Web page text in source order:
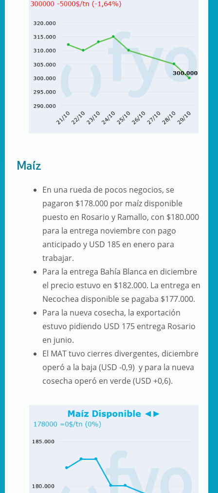
Maíz
En una rueda de pocos negocios, se
pagaron $178.000 por maíz disponible
puesto en Rosario y Ramallo, con $180.000
para la entrega noviembre con pago
anticipado y USD 185 en enero para
trabajar.
Para la entrega Bahía Blanca en diciembre
el precio estuvo en $182.000. La entrega en
Necochea disponible se pagaba $177.000.
Para la nueva cosecha, la exportación
estuvo pidiendo USD 175 entrega Rosario
en junio.
El MAT tuvo cierres divergentes, diciembre
operó a la baja (USD -0,9) y para la nueva
cosecha operó en verde (USD +0,6).